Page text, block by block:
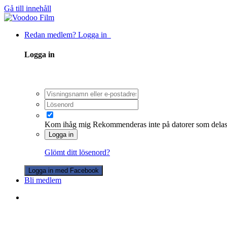
Gå till innehåll
Redan medlem? Logga in
Logga in
Kom ihåg mig Rekommenderas inte på datorer som
Logga in
Glömt ditt lösenord?
Logga in med Facebook
Bli medlem